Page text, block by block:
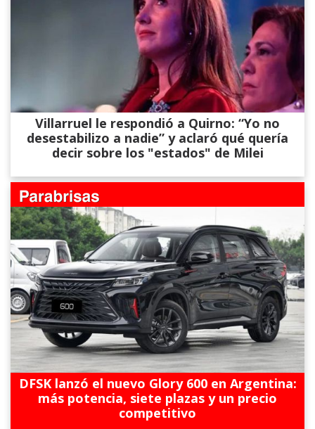
Villarruel le respondió a Quirno: “Yo no
desestabilizo a nadie” y aclaró qué quería
decir sobre los "estados" de Milei
DFSK lanzó el nuevo Glory 600 en Argentina:
más potencia, siete plazas y un precio
competitivo